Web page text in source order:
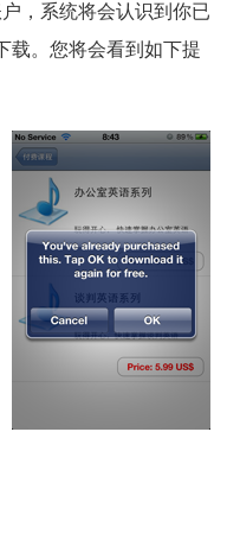
，系统将会认识到你已
载。您将会看到如下提